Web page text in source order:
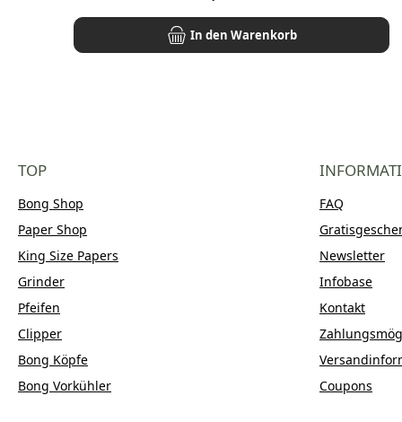
In den Warenkorb
TOP
Bong Shop
Paper Shop
King Size Papers
Grinder
Pfeifen
Clipper
Bong Köpfe
Bong Vorkühler
FAQ
Newsletter
Infobase
Kontakt
Coupons